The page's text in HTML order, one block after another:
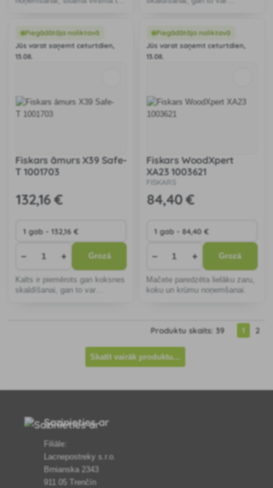
Piegādātāja noliktavā
Jūs varat saņemt ceturtdien,
13.08.
Fiskars āmurs X39 Safe-
T 1001703
132,16 €
− + Grozā
Kalts ir piemērots gan koksnes
skaldīšanai, gan to var
Piegādātāja noliktavā
Jūs varat saņemt ceturtdien,
13.08.
Fiskars WoodXpert
XA23 1003621
FISKARS
84,40 €
− + Grozā
Mačete paredzēta lielāku zaru,
koku un krūmu noņemšanai.
Produktu skaits: 39 1 2
Skatīt vairāk produktu...
Sazinieties ar
Filiāle:
Lacnepostreky s.r.o.
Brnianska 2343
911 05 Trenčín